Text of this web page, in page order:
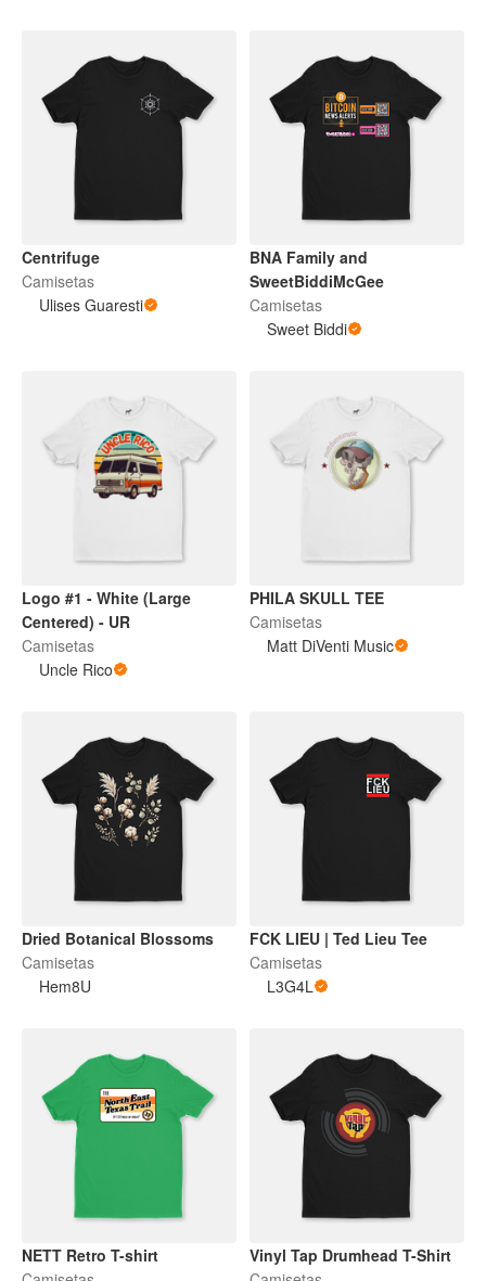
Centrifuge
Camisetas
Ulises Guaresti
BNA Family and
SweetBiddiMcGee
Camisetas
Sweet Biddi
Logo #1 - White (Large
Centered) - UR
Camisetas
Uncle Rico
PHILA SKULL TEE
Camisetas
Matt DiVenti Music
Dried Botanical Blossoms
Camisetas
Hem8U
FCK LIEU | Ted Lieu Tee
Camisetas
L3G4L
NETT Retro T-shirt
Vinyl Tap Drumhead T-Shirt